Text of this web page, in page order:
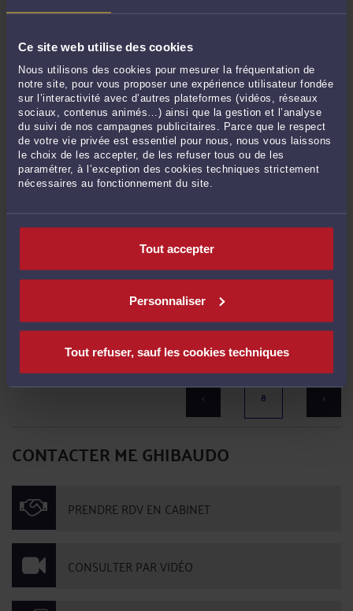
Ce site web utilise des cookies
Nous utilisons des cookies pour mesurer la fréquentation de
notre site, pour vous proposer une expérience utilisateur fondée
sur l’interactivité avec d’autres plateformes (vidéos, réseaux
sociaux, contenus animés…) ainsi que la gestion et l’analyse
du suivi de nos campagnes publicitaires. Parce que le respect
de votre vie privée est essentiel pour nous, nous vous laissons
le choix de les accepter, de les refuser tous ou de les
paramétrer, à l’exception des cookies techniques strictement
nécessaires au fonctionnement du site.
Tout accepter
Personnaliser
Tout refuser, sauf les cookies techniques
IMG_2090.JPG
ParCarole GHIBAUDO
Lire la suite >
IMG_2091.JPG
Lire la suite >
Il n'y a plus d'élément à afficher
< 8 >
CONTACTER ME GHIBAUDO
PRENDRE RDV EN CABINET
CONSULTER PAR VIDÉO